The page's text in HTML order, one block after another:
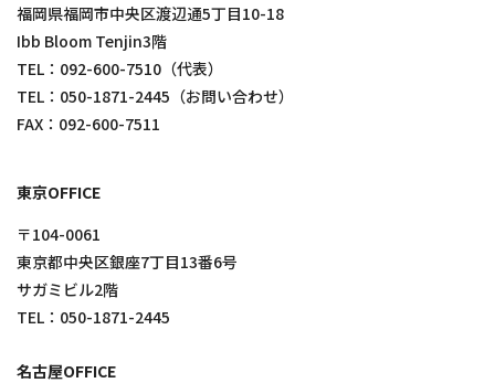
福岡県福岡市中央区渡辺通5丁目10-18
Ibb Bloom Tenjin3階
TEL： 092-600-7510 （代表）
TEL： 050-1871-2445 （お問い合わせ）
FAX：092-600-7511
東京OFFICE
〒104-0061
東京都中央区銀座7丁目13番6号
サガミビル2階
TEL： 050-1871-2445
名古屋OFFICE